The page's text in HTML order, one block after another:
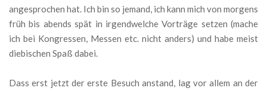
angesprochen hat. Ich bin so jemand, ich kann mich von morgens
früh bis abends spät in irgendwelche Vorträge setzen (mache
ich bei Kongressen, Messen etc. nicht anders) und habe meist
diebischen Spaß dabei.
Dass erst jetzt der erste Besuch anstand, lag vor allem an der